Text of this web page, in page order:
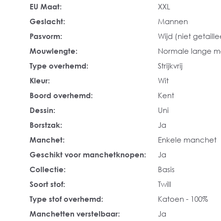
EU Maat:
XXL
Geslacht:
Mannen
Pasvorm:
Wijd (niet
Mouwlengte:
Normale lange
Type overhemd:
Strijkvrij
Kleur:
Wit
Boord overhemd:
Kent
Dessin:
Uni
Borstzak:
Ja
Manchet:
Enkele manchet
Geschikt voor manchetknopen:
Ja
Collectie:
Basis
Soort stof:
Twill
Type stof overhemd:
Katoen - 100%
Manchetten verstelbaar:
Ja